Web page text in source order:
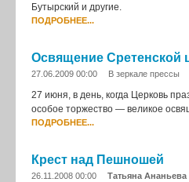
Бутырский и другие.
ПОДРОБНЕЕ...
Освящение Сретенской
27.06.2009 00:00 В зеркале прессы
27 июня, в день, когда Церковь
особое торжество — великое
ПОДРОБНЕЕ...
Крест над Пешношей
26.11.2008 00:00 Татьяна Ананьева